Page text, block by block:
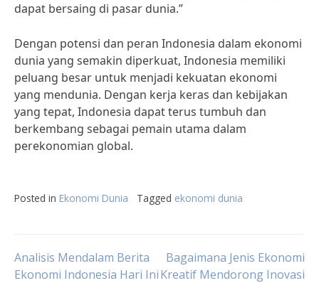
dapat bersaing di pasar dunia.”
Dengan potensi dan peran Indonesia dalam ekonomi
dunia yang semakin diperkuat, Indonesia memiliki
peluang besar untuk menjadi kekuatan ekonomi
yang mendunia. Dengan kerja keras dan kebijakan
yang tepat, Indonesia dapat terus tumbuh dan
berkembang sebagai pemain utama dalam
perekonomian global.
Posted in Ekonomi Dunia Tagged ekonomi dunia
Post
Analisis Mendalam Berita
Ekonomi Indonesia Hari Ini
Bagaimana Jenis Ekonomi
Kreatif Mendorong Inovasi